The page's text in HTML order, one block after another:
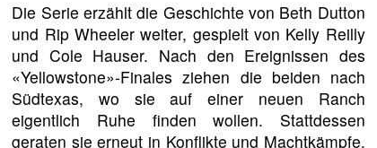
Die Serie erzählt die Geschichte von Beth Dutton
und Rip Wheeler weiter, gespielt von Kelly Reilly
und Cole Hauser. Nach den Ereignissen des
«Yellowstone»-Finales ziehen die beiden nach
Südtexas, wo sie auf einer neuen Ranch
eigentlich Ruhe finden wollen. Stattdessen
geraten sie erneut in Konflikte und Machtkämpfe.